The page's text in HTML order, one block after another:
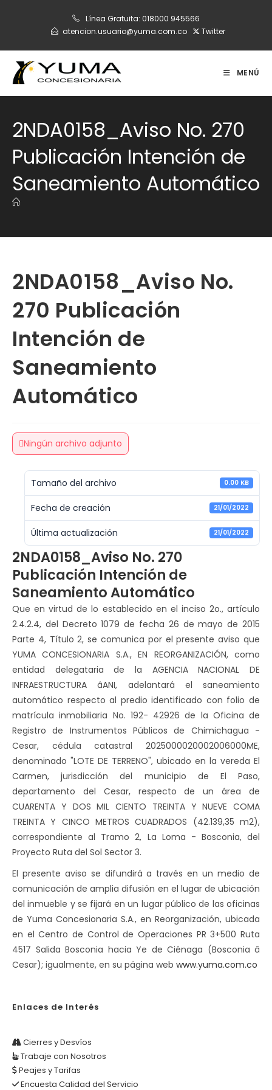
Línea Gratuita: 018000 945566
atencion.usuario@yuma.com.co
Twitter
MENÚ
2NDA0158_Aviso No. 270
Publicación Intención de
Saneamiento Automático
2NDA0158_Aviso No.
270 Publicación
Intención de
Saneamiento
Automático
Ningún archivo adjunto
Tamaño del archivo 0.00 KB
Fecha de creación 21/01/2022
Última actualización 21/01/2022
2NDA0158_Aviso No. 270
Publicación Intención de
Saneamiento Automático
Que en virtud de lo establecido en el inciso 2o., artículo
2.4.2.4, del Decreto 1079 de fecha 26 de mayo de 2015
Parte 4, Título 2, se comunica por el presente aviso que
YUMA CONCESIONARIA S.A., EN REORGANIZACIÓN, como
entidad delegataria de la AGENCIA NACIONAL DE
INFRAESTRUCTURA âANI, adelantará el saneamiento
automático respecto al predio identificado con folio de
matrícula inmobiliaria No. 192- 42926 de la Oficina de
Registro de Instrumentos Públicos de Chimichagua -
Cesar, cédula catastral 2025000020002006000ME,
denominado "LOTE DE TERRENO", ubicado en la vereda El
Carmen, jurisdicción del municipio de El Paso,
departamento del Cesar, respecto de un área de
CUARENTA Y DOS MIL CIENTO TREINTA Y NUEVE COMA
TREINTA Y CINCO METROS CUADRADOS (42.139,35 m2),
correspondiente al Tramo 2, La Loma - Bosconia, del
Proyecto Ruta del Sol Sector 3.
El presente aviso se difundirá a través en un medio de
comunicación de amplia difusión en el lugar de ubicación
del inmueble y se fijará en un lugar público de las oficinas
de Yuma Concesionaria S.A., en Reorganización, ubicada
en el Centro de Control de Operaciones PR 3+500 Ruta
4517 Salida Bosconia hacia Ye de Ciénaga (Bosconia â
Cesar); igualmente, en su página web www.yuma.com.co
Enlaces de Interés
Cierres y Desvíos
Trabaje con Nosotros
Peajes y Tarifas
Encuesta Calidad del Servicio